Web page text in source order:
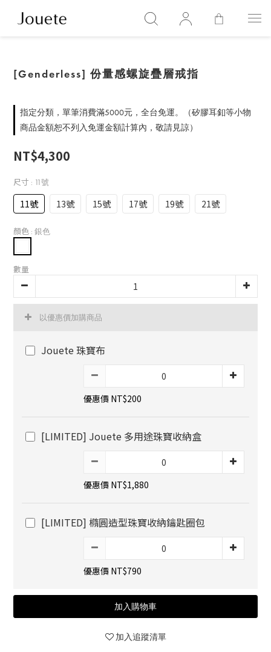
[Genderless] 份量感螺旋疊層戒指
指定分類，單筆消費滿5000元，全台免運。（矽膠耳釦等小物
商品金額恕不列入免運金額計算內，敬請見諒）
NT$4,300
尺寸 : 11號
11號 13號 15號 17號 19號 21號
顏色 : 銀色
數量
以優惠價加購商品
Jouete 珠寶布
優惠價 NT$200
[LIMITED] Jouete 多用途珠寶收納盒
優惠價 NT$1,880
[LIMITED] 橢圓造型珠寶收納鑰匙圈包
優惠價 NT$790
加入購物車
加入追蹤清單